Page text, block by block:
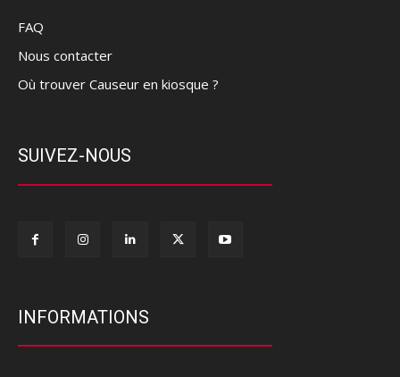
FAQ
Nous contacter
Où trouver Causeur en kiosque ?
SUIVEZ-NOUS
INFORMATIONS